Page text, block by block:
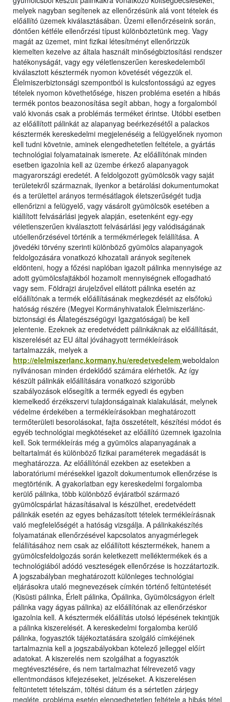
melyek nagyban segítenek az ellenőrzésünk alá vont tételek és
előállító üzemek kiválasztásában. Üzemi ellenőrzéseink során,
döntően kétféle ellenőrzési típust különböztetünk meg. Vagy
magát az üzemet, mint fizikai létesítményt ellenőrizzük
kiemelten kezelve az általa használt minőségbiztosítási rendszer
hatékonyságát, vagy egy véletlenszerűen kereskedelemből
kiválasztott késztermék nyomon követését végezzük el.
Élelmiszerbiztonsági szempontból is kulcsfontosságú az egyes
tételek nyomon követhetősége, hiszen probléma esetén a hibás
termék pontos beazonosítása segít abban, hogy a forgalomból
való kivonás csak a problémás terméket érintse. Utóbbi esetben
az előállított pálinkát az alapanyag beérkezésétől a palackos
késztermék kereskedelmi megjelenéséig a felügyelőnek nyomon
kell tudni követnie, aminek elengedhetetlen feltétele, a gyártás
technológiai folyamatainak ismerete. Az előállítónak minden
esetben igazolnia kell az üzembe érkező alapanyagok
magyarországi eredetét. A feldolgozott gyümölcsök vagy saját
területekről származnak, ilyenkor a betárolási dokumentumokat
és a területtel arányos termésátlagok életszerűségét tudja
ellenőrizni a felügyelő, vagy vásárolt gyümölcsök esetében a
kiállított felvásárlási jegyek alapján, esetenként egy-egy
véletlenszerűen kiválasztott felvásárlási jegy valódiságának
utóellenőrzésével történik a termékmérlegek felállítása. A
jövedéki törvény szerinti különböző gyümölcs alapanyagok
feldolgozására vonatkozó kihozatali arányok segítenek
eldönteni, hogy a főzési naplóban igazolt pálinka mennyisége az
adott gyümölcsfajtákból hozamolt mennyiségnek elfogadható
vagy sem. Földrajzi árujelzővel ellátott pálinka esetén az
előállítónak a termék előállításának megkezdését az elsőfokú
hatóság részére (Megyei Kormányhivatalok Élelmiszerlánc-
biztonsági és Állategészségügyi Igazgatóságai) be kell
jelentenie. Ezeknek az eredetvédett pálinkáknak az előállítását,
kiszerelését az EU által jóváhagyott termékleírások
tartalmazzák, melyek a
http://elelmiszerlanc.kormany.hu/eredetvedelem weboldalon
nyilvánosan minden érdeklődő számára elérhetők. Az így
készült pálinkák előállítására vonatkozó szigorúbb
szabályozások elősegítik a termék egyedi és egyben
kiemelkedő érzékszervi tulajdonságainak kialakulását, melynek
védelme érdekében a termékleírásokban meghatározott
termőterületi besorolásokat, fajta összetételt, készítési módot és
egyéb technológiai megkötéseket az előállító üzemnek igazolnia
kell. Sok termékleírás még a gyümölcs alapanyagának a
beltartalmát és különböző fizikai paraméterek megadását is
meghatározza. Az előállítónál ezekben az esetekben a
laboratóriumi mérésekkel igazolt dokumentumok ellenőrzése is
megtörténik. A gyakorlatban egy kereskedelmi forgalomba
kerülő pálinka, több különböző évjáratból származó
gyümölcspárlat házasításaival is készülhet, eredetvédett
pálinkák esetén az egyes beházasított tételek termékleírásnak
való megfelelőségét a hatóság vizsgálja. A pálinkakészítés
folyamatának ellenőrzésével kapcsolatos anyagmérlegek
felállításához nem csak az előállított késztermékek, hanem a
gyümölcsfeldolgozás során keletkezett melléktermékek és a
technológiából adódó veszteségek ellenőrzése is hozzátartozik.
A jogszabályban meghatározott különleges technológiai
eljárásokra utaló megnevezések címkén történő feltüntetését
(Kisüsti pálinka, Érlelt pálinka, Ópálinka, Gyümölcságyon érlelt
pálinka vagy ágyas pálinka) az előállítónak az ellenőrzéskor
igazolnia kell. A késztermék előállítás utolsó lépésének tekintjük
a pálinka kiszerelését. A kereskedelmi forgalomba kerülő
pálinka, fogyasztók tájékoztatására szolgáló címkéjének
tartalmaznia kell a jogszabályokban kötelező jelleggel előírt
adatokat. A kiszerelés nem szolgálhat a fogyasztók
megtévesztésére, és nem tartalmazhat félrevezető vagy
ellentmondásos kifejezéseket, jelzéseket. A kiszerelésen
feltüntetett tételszám, töltési dátum és a sértetlen zárjegy
megléte, probléma esetén elengedhetetlen feltétele a hibás tétel